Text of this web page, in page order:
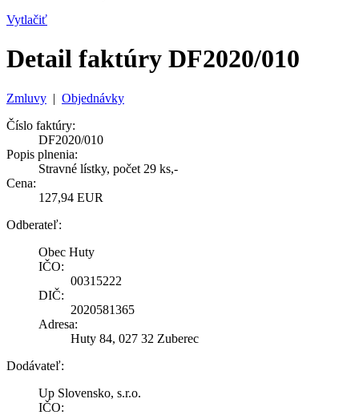
Vytlačiť
Detail faktúry DF2020/010
Zmluvy | Objednávky
Číslo faktúry:
DF2020/010
Popis plnenia:
Stravné lístky, počet 29 ks,-
Cena:
127,94 EUR
Odberateľ:
Obec Huty
IČO:
00315222
DIČ:
2020581365
Adresa:
Huty 84, 027 32 Zuberec
Dodávateľ:
Up Slovensko, s.r.o.
IČO: